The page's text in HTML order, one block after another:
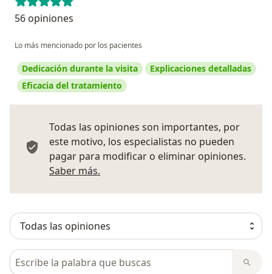
56 opiniones
Lo más mencionado por los pacientes
Dedicación durante la visita
Explicaciones detalladas
Eficacia del tratamiento
Todas las opiniones son importantes, por
este motivo, los especialistas no pueden
pagar para modificar o eliminar opiniones.
Saber más.
Busca en opiniones